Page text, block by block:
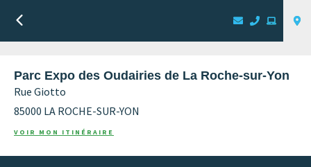
Parc Expo des Oudairies de La Roche-sur-Yon
Rue Giotto
85000 LA ROCHE-SUR-YON
VOIR MON ITINÉRAIRE